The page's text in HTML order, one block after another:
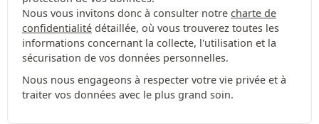
Nous vous invitons donc à consulter notre charte de
confidentialité détaillée, où vous trouverez toutes les
informations concernant la collecte, l'utilisation et la
sécurisation de vos données personnelles.
Nous nous engageons à respecter votre vie privée et à
traiter vos données avec le plus grand soin.